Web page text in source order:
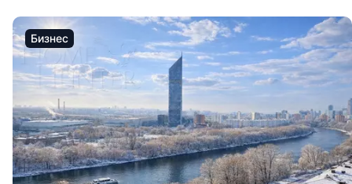
Бизнес